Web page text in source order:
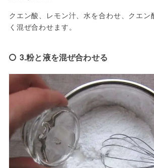
クエン酸、レモン汁、水を合わせ、クエン
く混ぜ合わせます。
3.粉と液を混ぜ合わせる